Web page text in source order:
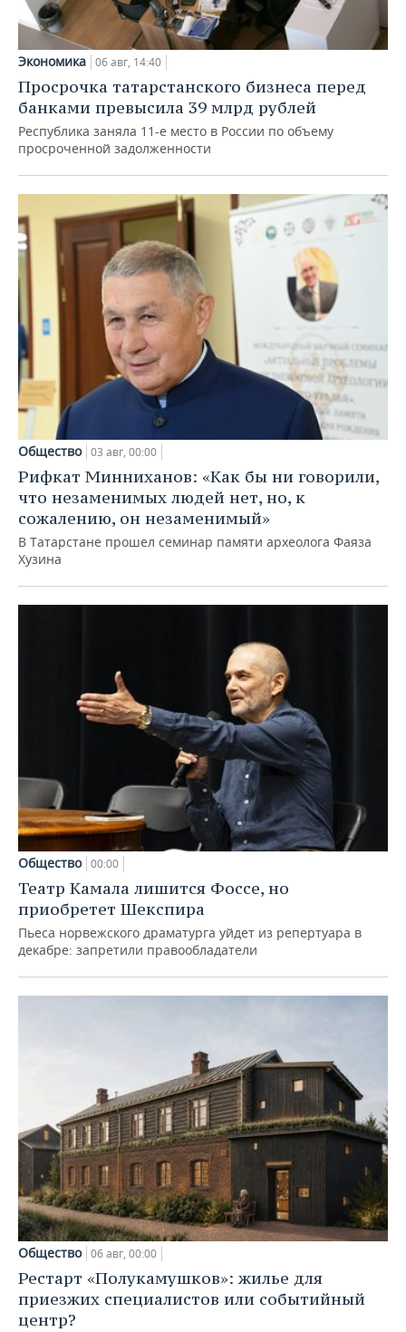
Экономика 06 авг, 14:40
Просрочка татарстанского бизнеса перед
банками превысила 39 млрд рублей
Республика заняла 11-е место в России по объему
просроченной задолженности
Общество 03 авг, 00:00
Рифкат Минниханов: «Как бы ни говорили,
что незаменимых людей нет, но, к
сожалению, он незаменимый»
В Татарстане прошел семинар памяти археолога Фаяза
Хузина
Общество 00:00
Театр Камала лишится Фоссе, но
приобретет Шекспира
Пьеса норвежского драматурга уйдет из репертуара в
декабре: запретили правообладатели
Общество 06 авг, 00:00
Рестарт «Полукамушков»: жилье для
приезжих специалистов или событийный
центр?